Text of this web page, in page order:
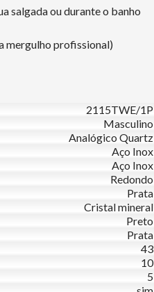
salgada ou durante o banho
mergulho profissional)
2115TWE/1P
Masculino
Analógico Quartz
Aço Inox
Aço Inox
Redondo
Prata
Cristal mineral
Preto
Prata
43
10
5